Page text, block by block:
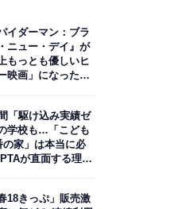
イダーマン：ブラ
ニュー・デイ』が
もっとも優しいヒ
映画」になった理
「駆け込み実績ゼ
学校も…「こども
の家」は本当に必
が直面する理想
18きっぷ」販売激